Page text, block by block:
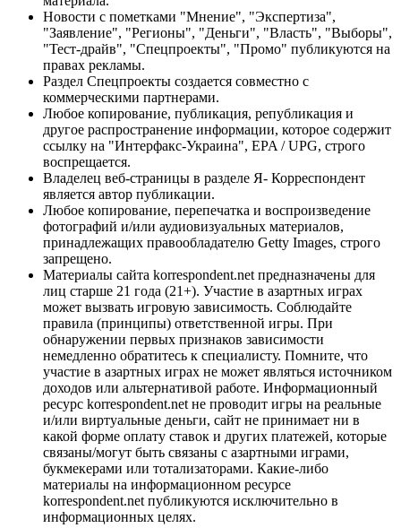
Новости с пометками "Мнение", "Экспертиза",
"Заявление", "Регионы", "Деньги", "Власть", "Выборы",
"Тест-драйв", "Спецпроекты", "Промо" публикуются на
правах рекламы.
Раздел Спецпроекты создается совместно с
коммерческими партнерами.
Любое копирование, публикация, републикация и
другое распространение информации, которое содержит
ссылку на "Интерфакс-Украина", EPA / UPG, строго
воспрещается.
Владелец веб-страницы в разделе Я- Корреспондент
является автор публикации.
Любое копирование, перепечатка и воспроизведение
фотографий и/или аудиовизуальных материалов,
принадлежащих правообладателю Getty Images, строго
запрещено.
Материалы сайта korrespondent.net предназначены для
лиц старше 21 года (21+). Участие в азартных играх
может вызвать игровую зависимость. Соблюдайте
правила (принципы) ответственной игры. При
обнаружении первых признаков зависимости
немедленно обратитесь к специалисту. Помните, что
участие в азартных играх не может являться источником
доходов или альтернативой работе. Информационный
ресурс korrespondent.net не проводит игры на реальные
и/или виртуальные деньги, сайт не принимает ни в
какой форме оплату ставок и других платежей, которые
связаны/могут быть связаны с азартными играми,
букмекерами или тотализаторами. Какие-либо
материалы на информационном ресурсе
korrespondent.net публикуются исключительно в
информационных целях.